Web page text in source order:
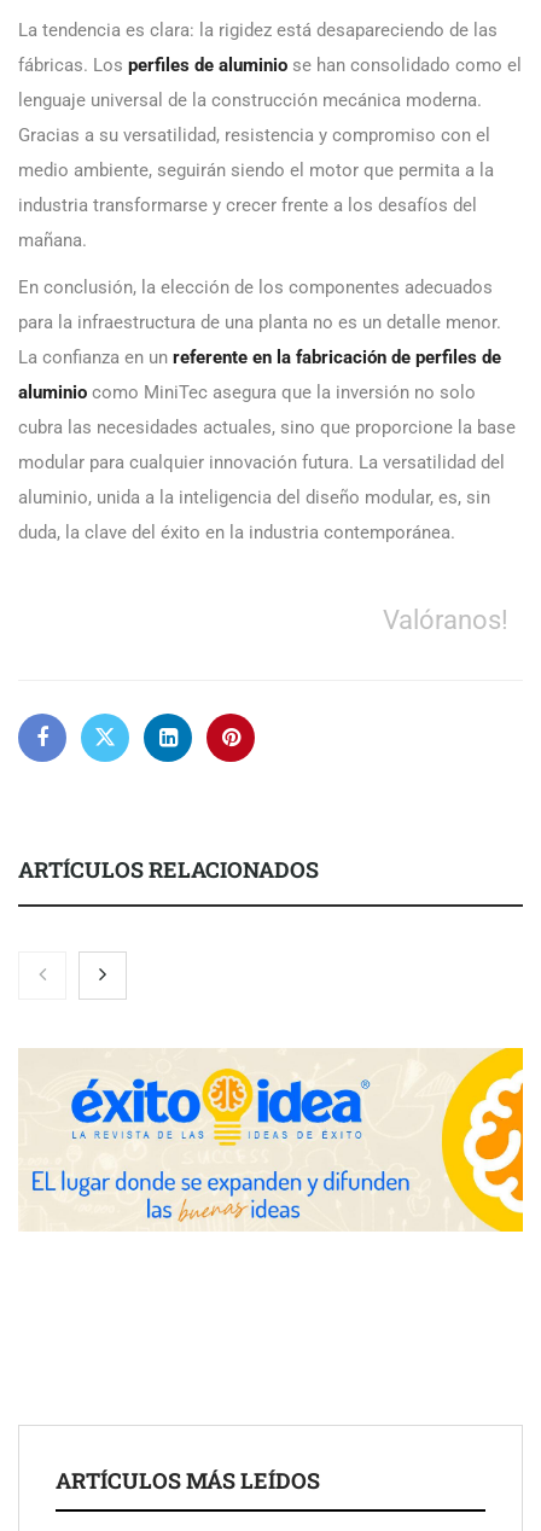
La tendencia es clara: la rigidez está desapareciendo de las
fábricas. Los perfiles de aluminio se han consolidado como el
lenguaje universal de la construcción mecánica moderna.
Gracias a su versatilidad, resistencia y compromiso con el
medio ambiente, seguirán siendo el motor que permita a la
industria transformarse y crecer frente a los desafíos del
mañana.
En conclusión, la elección de los componentes adecuados
para la infraestructura de una planta no es un detalle menor.
La confianza en un referente en la fabricación de perfiles de
aluminio como MiniTec asegura que la inversión no solo
cubra las necesidades actuales, sino que proporcione la base
modular para cualquier innovación futura. La versatilidad del
aluminio, unida a la inteligencia del diseño modular, es, sin
duda, la clave del éxito en la industria contemporánea.
Valóranos!
ARTÍCULOS RELACIONADOS
Nicols presenta seis modelos de anillos de compromiso para el
eclipse solar del 12 de agosto
Zoomex mejora su Strategy Center con herramientas
avanzadas para trading estratégico
COMPALISS de LYSOTRIC: cuando un solo producto multiplica
las posibilidades del salón profesional
ARTÍCULOS MÁS LEÍDOS